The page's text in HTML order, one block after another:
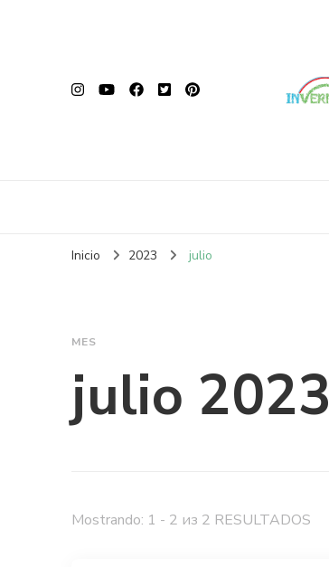
Inicio 2023 julio
MES
julio 2023
Mostrando: 1 - 2 из 2 RESULTADOS